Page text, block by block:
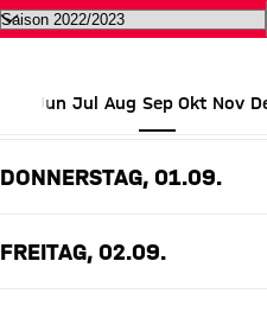
Alle Termine
Jun Jul Aug Sep Okt Nov
SEPTEMBER
DONNERSTAG, 01.09.
FREITAG, 02.09.